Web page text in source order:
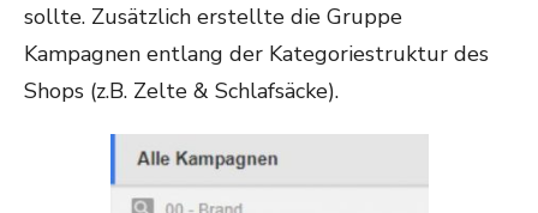
sollte. Zusätzlich erstellte die Gruppe
Kampagnen entlang der Kategoriestruktur des
Shops (z.B. Zelte & Schlafsäcke).